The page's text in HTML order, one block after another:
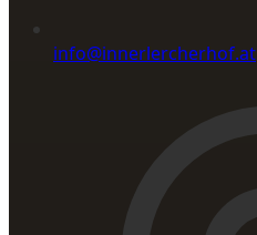
info@innerlercherhof.at